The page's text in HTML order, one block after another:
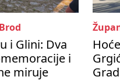
i Glini: Dva
i
miruje